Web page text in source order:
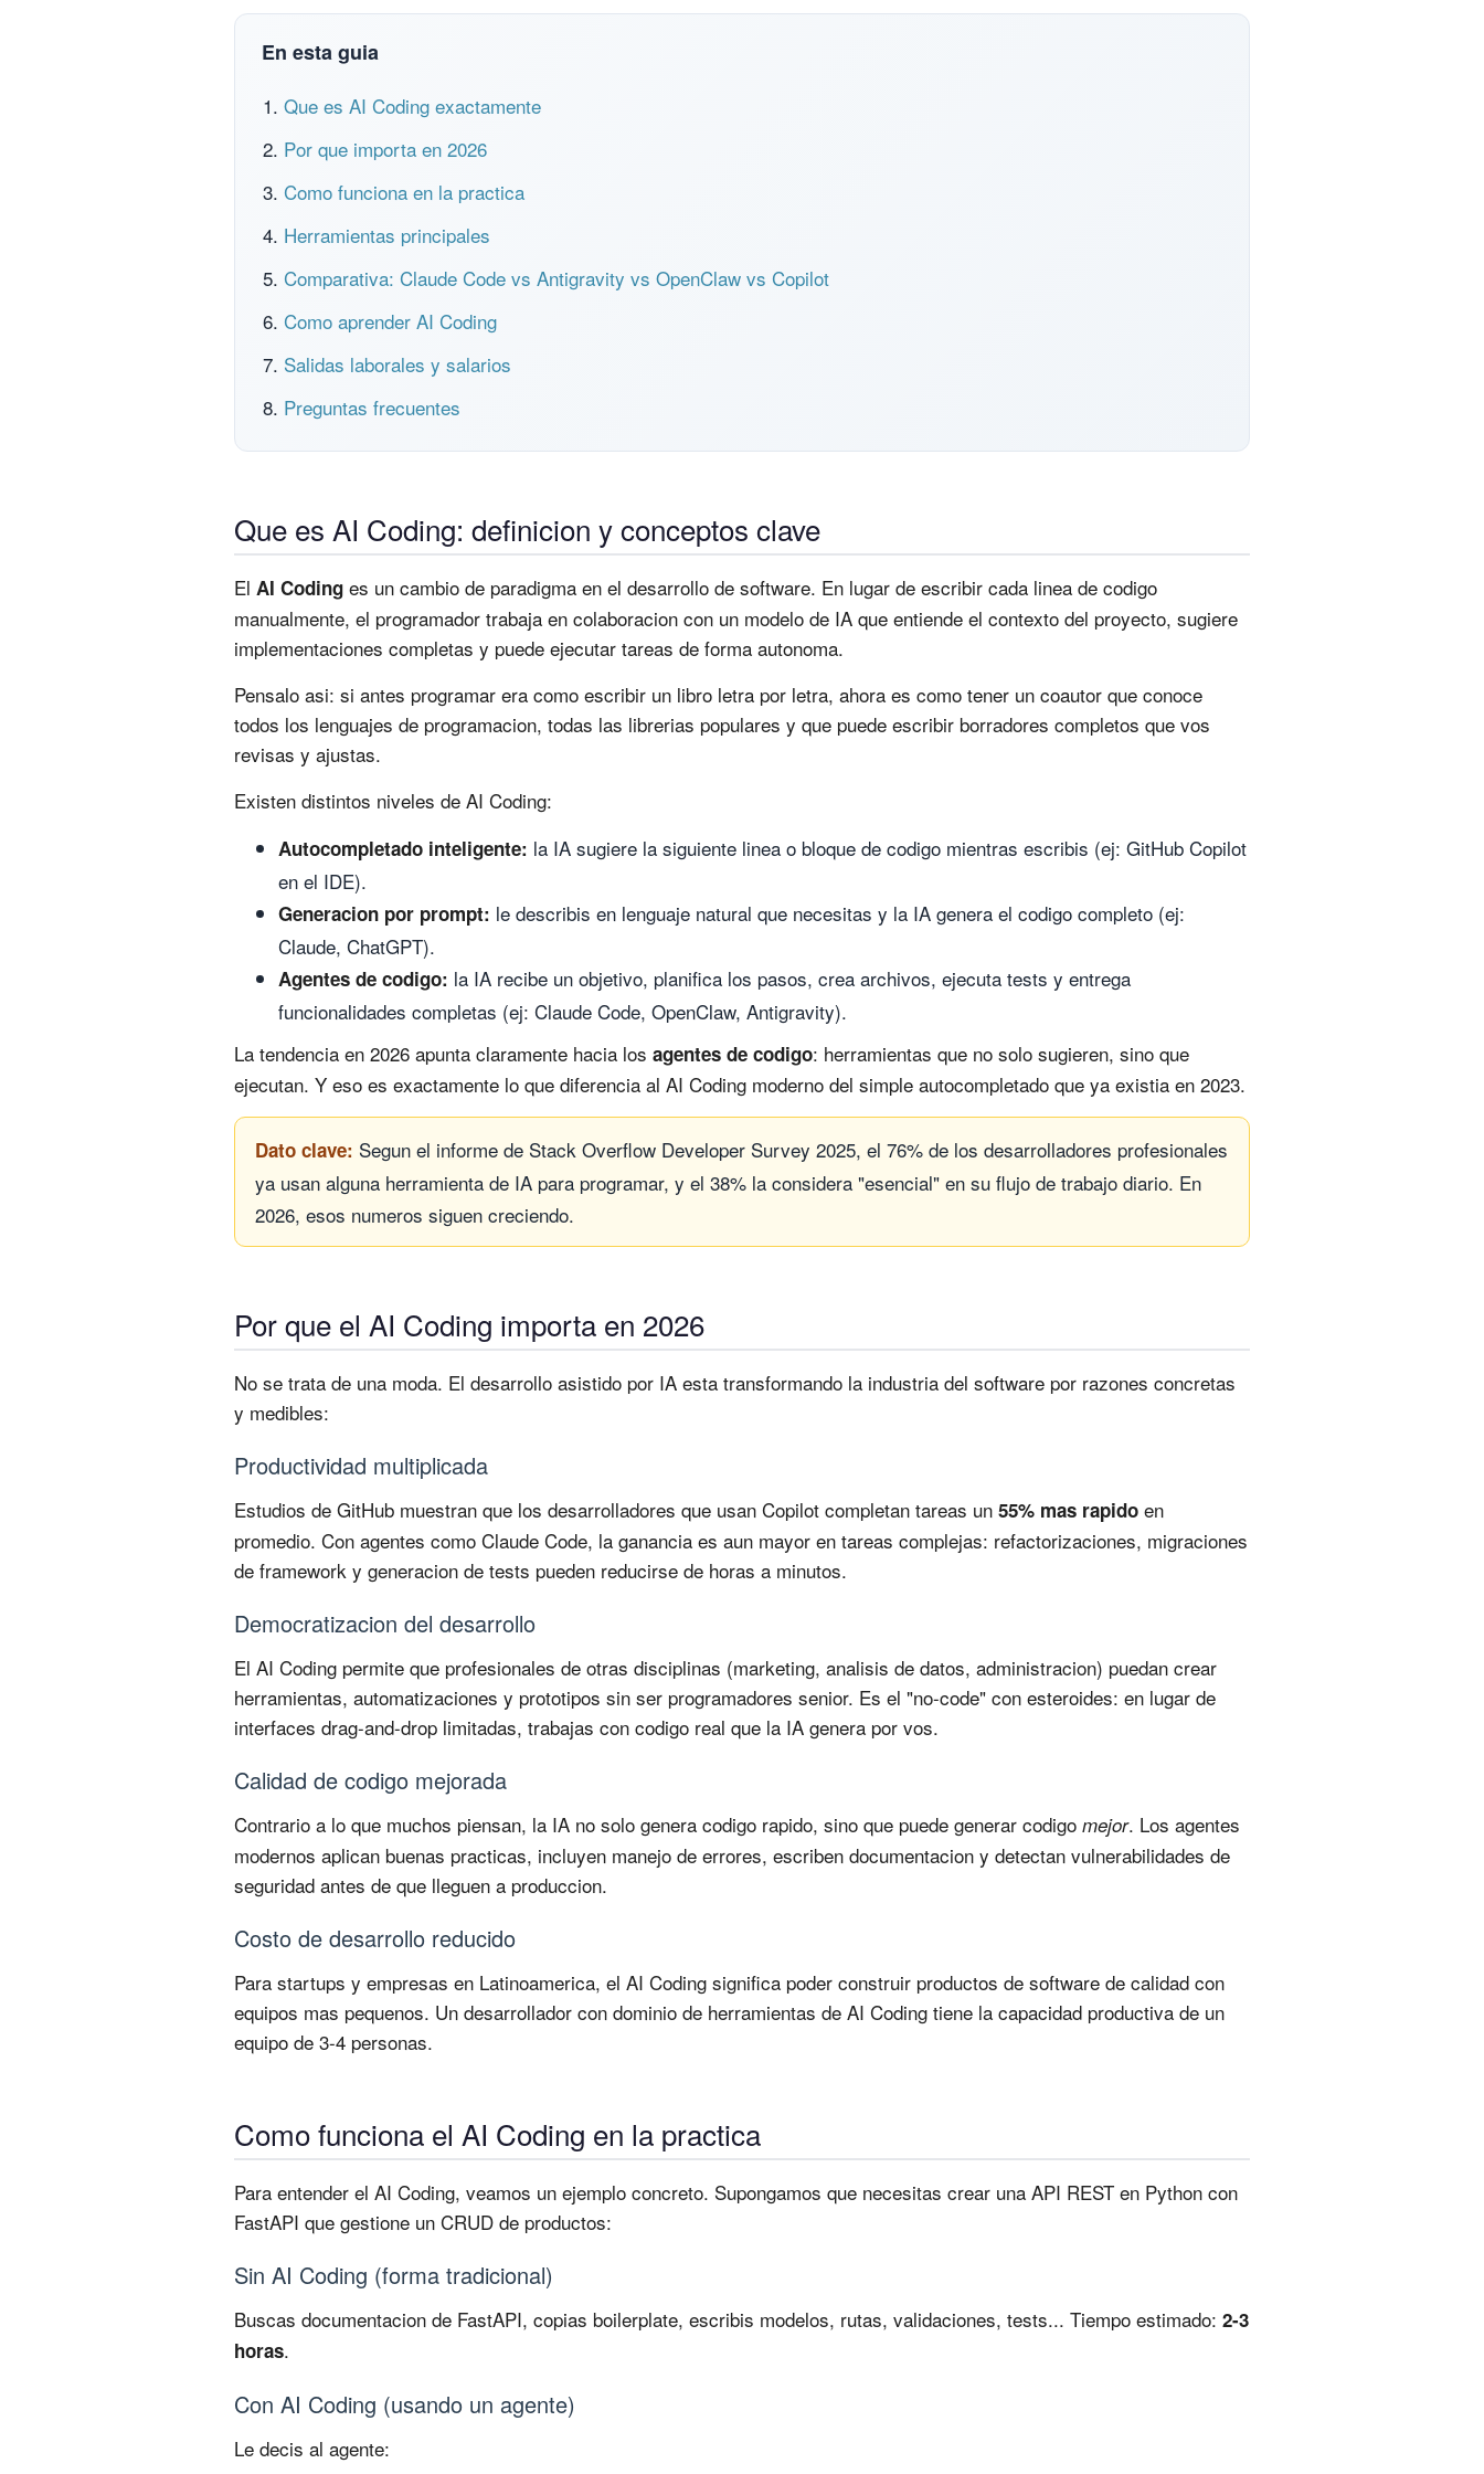
En esta guia
Que es AI Coding exactamente
Por que importa en 2026
Como funciona en la practica
Herramientas principales
Comparativa: Claude Code vs Antigravity vs OpenClaw vs Copilot
Como aprender AI Coding
Salidas laborales y salarios
Preguntas frecuentes
Que es AI Coding: definicion y conceptos clave
El AI Coding es un cambio de paradigma en el desarrollo de software. En lugar de escribir cada linea de codigo
manualmente, el programador trabaja en colaboracion con un modelo de IA que entiende el contexto del proyecto, sugiere
implementaciones completas y puede ejecutar tareas de forma autonoma.
Pensalo asi: si antes programar era como escribir un libro letra por letra, ahora es como tener un coautor que conoce
todos los lenguajes de programacion, todas las librerias populares y que puede escribir borradores completos que vos
revisas y ajustas.
Existen distintos niveles de AI Coding:
Autocompletado inteligente: la IA sugiere la siguiente linea o bloque de codigo mientras escribis (ej: GitHub Copilot
en el IDE).
Generacion por prompt: le describis en lenguaje natural que necesitas y la IA genera el codigo completo (ej:
Claude, ChatGPT).
Agentes de codigo: la IA recibe un objetivo, planifica los pasos, crea archivos, ejecuta tests y entrega
funcionalidades completas (ej: Claude Code, OpenClaw, Antigravity).
La tendencia en 2026 apunta claramente hacia los agentes de codigo: herramientas que no solo sugieren, sino que
ejecutan. Y eso es exactamente lo que diferencia al AI Coding moderno del simple autocompletado que ya existia en 2023.
Dato clave: Segun el informe de Stack Overflow Developer Survey 2025, el 76% de los desarrolladores profesionales
ya usan alguna herramienta de IA para programar, y el 38% la considera "esencial" en su flujo de trabajo diario. En
2026, esos numeros siguen creciendo.
Por que el AI Coding importa en 2026
No se trata de una moda. El desarrollo asistido por IA esta transformando la industria del software por razones concretas
y medibles:
Productividad multiplicada
Estudios de GitHub muestran que los desarrolladores que usan Copilot completan tareas un 55% mas rapido en
promedio. Con agentes como Claude Code, la ganancia es aun mayor en tareas complejas: refactorizaciones, migraciones
de framework y generacion de tests pueden reducirse de horas a minutos.
Democratizacion del desarrollo
El AI Coding permite que profesionales de otras disciplinas (marketing, analisis de datos, administracion) puedan crear
herramientas, automatizaciones y prototipos sin ser programadores senior. Es el "no-code" con esteroides: en lugar de
interfaces drag-and-drop limitadas, trabajas con codigo real que la IA genera por vos.
Calidad de codigo mejorada
Contrario a lo que muchos piensan, la IA no solo genera codigo rapido, sino que puede generar codigo mejor. Los agentes
modernos aplican buenas practicas, incluyen manejo de errores, escriben documentacion y detectan vulnerabilidades de
seguridad antes de que lleguen a produccion.
Costo de desarrollo reducido
Para startups y empresas en Latinoamerica, el AI Coding significa poder construir productos de software de calidad con
equipos mas pequenos. Un desarrollador con dominio de herramientas de AI Coding tiene la capacidad productiva de un
equipo de 3-4 personas.
Como funciona el AI Coding en la practica
Para entender el AI Coding, veamos un ejemplo concreto. Supongamos que necesitas crear una API REST en Python con
FastAPI que gestione un CRUD de productos:
Sin AI Coding (forma tradicional)
Buscas documentacion de FastAPI, copias boilerplate, escribis modelos, rutas, validaciones, tests... Tiempo estimado: 2-3
horas.
Con AI Coding (usando un agente)
Le decis al agente: